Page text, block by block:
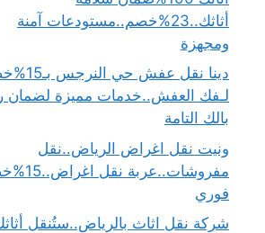
أثاثك..23%خصم..مستودعات آمنة
ومجهزة
دينا نقل عفش حي
لـفك العفش..خدمات مميزة لضمان
بالك التامة
ونيت نقل اغراض الرياض..نقل
مفروشات..عربة
فوري
شركة نقل اثاث بالرياض..ستُنقل